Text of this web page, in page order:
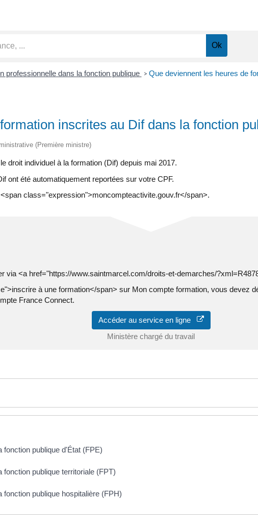
professionnelle dans la fonction publique > Que deviennent les heures de
inscrites au Dif dans la fonction
(Première ministre)
droit individuel à la formation (Dif) depuis mai 2017.
ont été automatiquement reportées sur votre CPF.
class="expression">moncompteactivite.gouv.fr</span>.
via <a href="https://www.saintmarcel.com/droits-et-demarches/
à une formation</span> sur Mon compte formation, vous devez
France Connect.
Accéder au service en ligne
Ministère chargé du travail
publique d'État (FPE)
publique territoriale (FPT)
publique hospitalière (FPH)